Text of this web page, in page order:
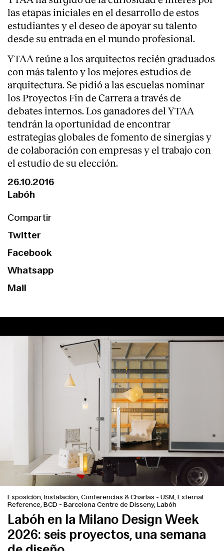
las etapas iniciales en el desarrollo de estos
estudiantes y el deseo de apoyar su talento
desde su entrada en el mundo profesional.
YTAA reúne a los arquitectos recién graduados
con más talento y los mejores estudios de
arquitectura. Se pidió a las escuelas nominar
los Proyectos Fin de Carrera a través de
debates internos. Los ganadores del YTAA
tendrán la oportunidad de encontrar
estrategias globales de fomento de sinergias y
de colaboración con empresas y el trabajo con
el estudio de su elección.
26.10.2016
Labóh
Compartir
Twitter
Facebook
Whatsapp
Mail
Exposición, Instalación, Conferencias & Charlas - USM, External
Reference, BCD - Barcelona Centre de Disseny, Labóh
Labóh en la Milano Design Week
2026: seis proyectos, una semana